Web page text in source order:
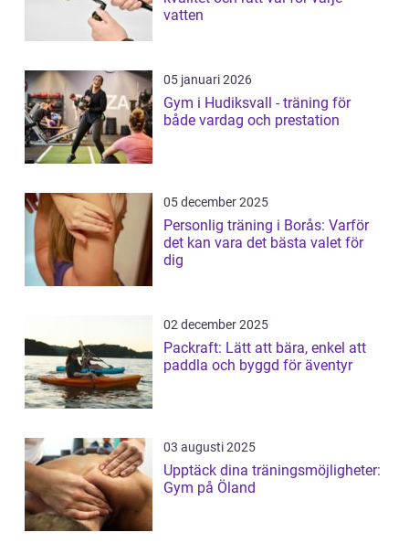
vatten
05 januari 2026
Gym i Hudiksvall - träning för
både vardag och prestation
05 december 2025
Personlig träning i Borås: Varför
det kan vara det bästa valet för
dig
02 december 2025
Packraft: Lätt att bära, enkel att
paddla och byggd för äventyr
03 augusti 2025
Upptäck dina träningsmöjligheter:
Gym på Öland